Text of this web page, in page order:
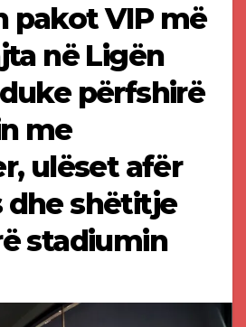
pakot VIP më
në Ligën
përfshirë
me
ulëset afër
dhe shëtitje
stadiumin